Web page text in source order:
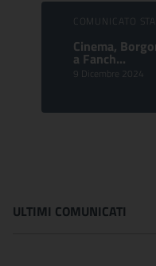
COMUNICATO
Cinema,
a Fanch...
9 Dicembre 2024
ULTIMI COMUNICATI